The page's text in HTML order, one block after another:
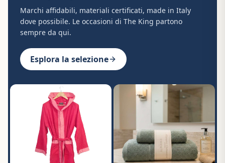
Marchi affidabili, materiali certificati, made in Italy
dove possibile. Le occasioni di The King partono
sempre da qui.
Esplora la selezione